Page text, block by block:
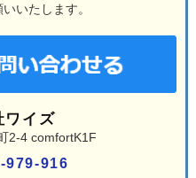
いたします。
ワイズ
2-4 comfortK1F
916